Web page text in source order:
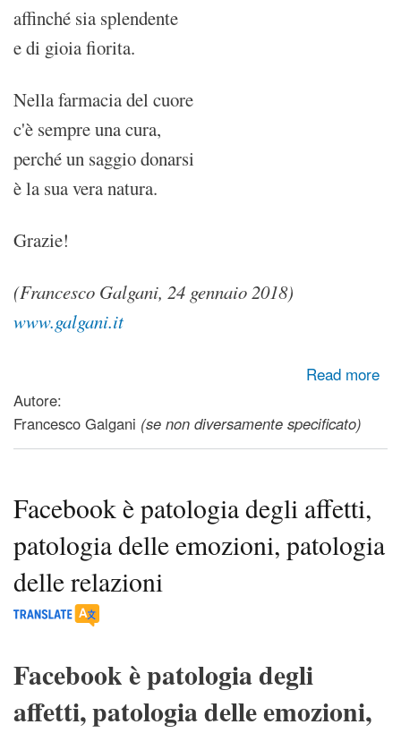
affinché sia splendente
e di gioia fiorita.
Nella farmacia del cuore
c'è sempre una cura,
perché un saggio donarsi
è la sua vera natura.
Grazie!
(Francesco Galgani, 24 gennaio 2018)
www.galgani.it
Read more
Autore:
Francesco Galgani (se non diversamente specificato)
Facebook è patologia degli affetti,
patologia delle emozioni, patologia
delle relazioni
Facebook è patologia degli
affetti, patologia delle emozioni,